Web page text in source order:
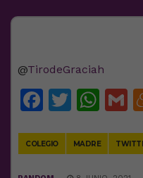
@TirodeGraciah
COLEGIO MADRE